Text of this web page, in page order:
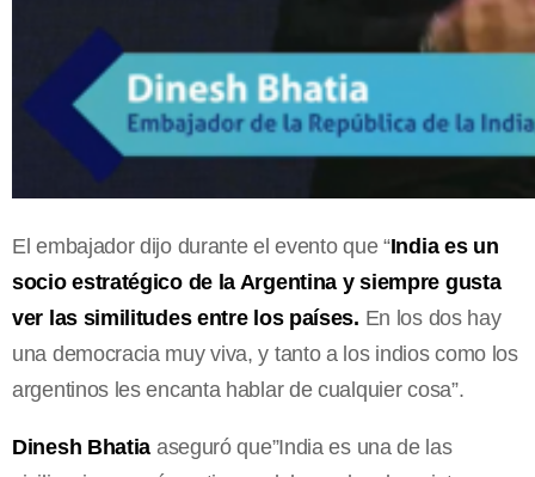
El embajador dijo durante el evento que “India es un
socio estratégico de la Argentina y siempre gusta
ver las similitudes entre los países. En los dos hay
una democracia muy viva, y tanto a los indios como los
argentinos les encanta hablar de cualquier cosa”.
Dinesh Bhatia aseguró que”India es una de las